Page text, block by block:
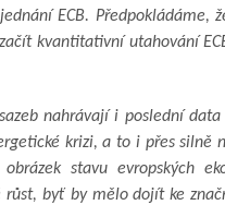
ECB. Předpokládáme,
kvantitativní utahování
nahrávají i poslední
krizi, a to i přes silně
stavu evropských
růst, byť by mělo dojít ke